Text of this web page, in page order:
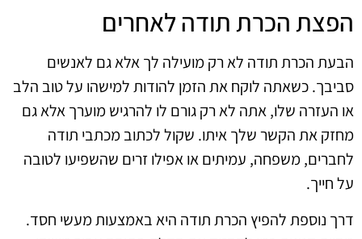
הפצת הכרת תודה לאחרים
הבעת הכרת תודה לא רק מועילה לך אלא גם לאנשים
סביבך. כשאתה לוקח את הזמן להודות למישהו על טוב הלב
או העזרה שלו, אתה לא רק גורם לו להרגיש מוערך אלא גם
מחזק את הקשר שלך איתו. שקול לכתוב מכתבי תודה
לחברים, משפחה, עמיתים או אפילו זרים שהשפיעו לטובה
על חייך.
דרך נוספת להפיץ הכרת תודה היא באמצעות מעשי חסד.